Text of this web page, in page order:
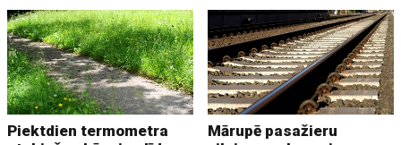
Piektdien termometra
Mārupē pasažieru